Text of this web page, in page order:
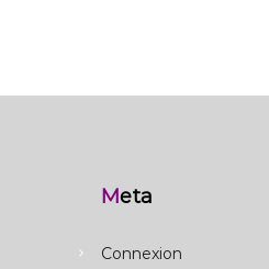
Meta
Connexion